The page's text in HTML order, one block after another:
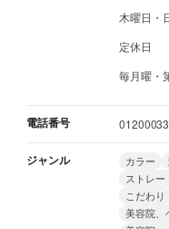
木曜日・
定休日
毎月曜・
電話番号
ジャンル カラー
ストレー
こだわり
美容院、